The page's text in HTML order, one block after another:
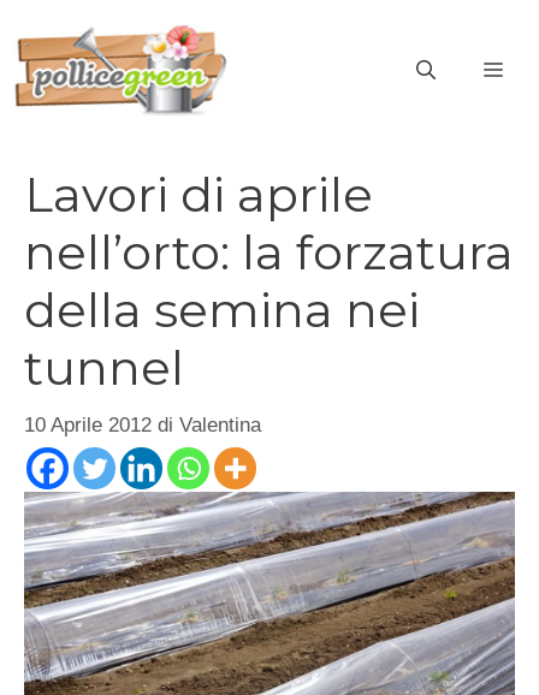
contenuto
Lavori di aprile
nell’orto: la forzatura
della semina nei
tunnel
10 Aprile 2012 di Valentina